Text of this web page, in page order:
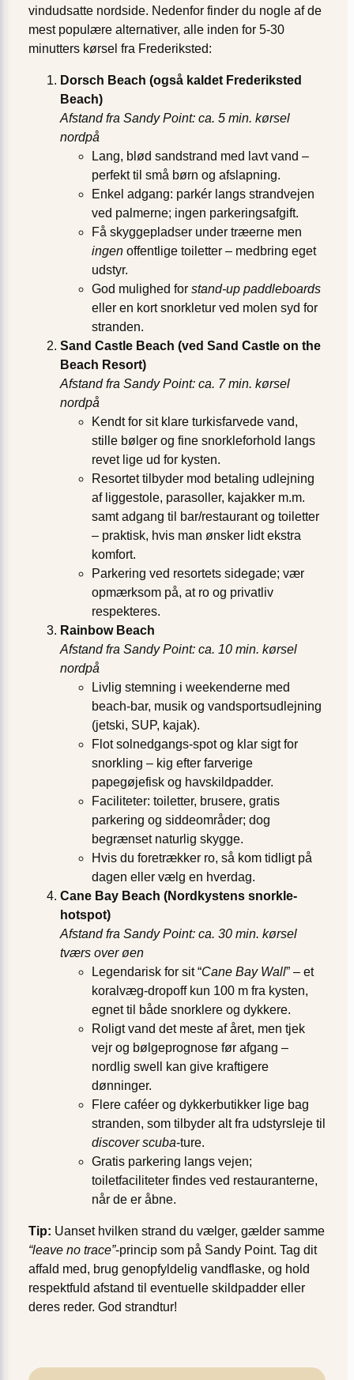
vindudsatte nordside. Nedenfor finder du nogle af de
mest populære alternativer, alle inden for 5-30
minutters kørsel fra Frederiksted:
Dorsch Beach (også kaldet Frederiksted
Beach)
Afstand fra Sandy Point: ca. 5 min. kørsel
nordpå
Lang, blød sandstrand med lavt vand –
perfekt til små børn og afslapning.
Enkel adgang: parkér langs strandvejen
ved palmerne; ingen parkeringsafgift.
Få skyggepladser under træerne men
ingen offentlige toiletter – medbring eget
udstyr.
God mulighed for stand-up paddleboards
eller en kort snorkletur ved molen syd for
stranden.
Sand Castle Beach (ved Sand Castle on the
Beach Resort)
Afstand fra Sandy Point: ca. 7 min. kørsel
nordpå
Kendt for sit klare turkisfarvede vand,
stille bølger og fine snorkleforhold langs
revet lige ud for kysten.
Resortet tilbyder mod betaling udlejning
af liggestole, parasoller, kajakker m.m.
samt adgang til bar/restaurant og toiletter
– praktisk, hvis man ønsker lidt ekstra
komfort.
Parkering ved resortets sidegade; vær
opmærksom på, at ro og privatliv
respekteres.
Rainbow Beach
Afstand fra Sandy Point: ca. 10 min. kørsel
nordpå
Livlig stemning i weekenderne med
beach-bar, musik og vandsportsudlejning
(jetski, SUP, kajak).
Flot solnedgangs-spot og klar sigt for
snorkling – kig efter farverige
papegøjefisk og havskildpadder.
Faciliteter: toiletter, brusere, gratis
parkering og siddeområder; dog
begrænset naturlig skygge.
Hvis du foretrækker ro, så kom tidligt på
dagen eller vælg en hverdag.
Cane Bay Beach (Nordkystens snorkle-
hotspot)
Afstand fra Sandy Point: ca. 30 min. kørsel
tværs over øen
Legendarisk for sit “Cane Bay Wall” – et
koralvæg-dropoff kun 100 m fra kysten,
egnet til både snorklere og dykkere.
Roligt vand det meste af året, men tjek
vejr og bølgeprognose før afgang –
nordlig swell kan give kraftigere
dønninger.
Flere caféer og dykkerbutikker lige bag
stranden, som tilbyder alt fra udstyrsleje til
discover scuba-ture.
Gratis parkering langs vejen;
toiletfaciliteter findes ved restauranterne,
når de er åbne.
Tip: Uanset hvilken strand du vælger, gælder samme
“leave no trace”-princip som på Sandy Point. Tag dit
affald med, brug genopfyldelig vandflaske, og hold
respektfuld afstand til eventuelle skildpadder eller
deres reder. God strandtur!